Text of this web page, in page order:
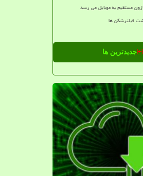
مستقیم به موبایل می رسد
فیلترشکن ها
جدیدترین ها